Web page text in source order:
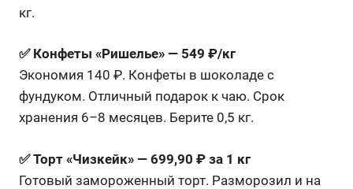
кг.
✅ Конфеты «Ришелье» — 549 ₽/кг
Экономия 140 ₽. Конфеты в шоколаде с
фундуком. Отличный подарок к чаю. Срок
хранения 6–8 месяцев. Берите 0,5 кг.
✅ Торт «Чизкейк» — 699,90 ₽ за 1 кг
Готовый замороженный торт. Разморозил и на